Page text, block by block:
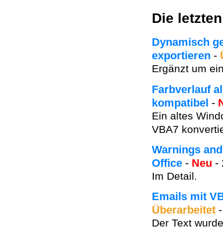
Die
Dynamisch
exportieren -
Ergänzt um
Farbverlauf
kompatibel -
Ein altes
VBA7
Warnings
Office - Neu -
Im Detail.
Emails mit
Überarbeitet
Der Text